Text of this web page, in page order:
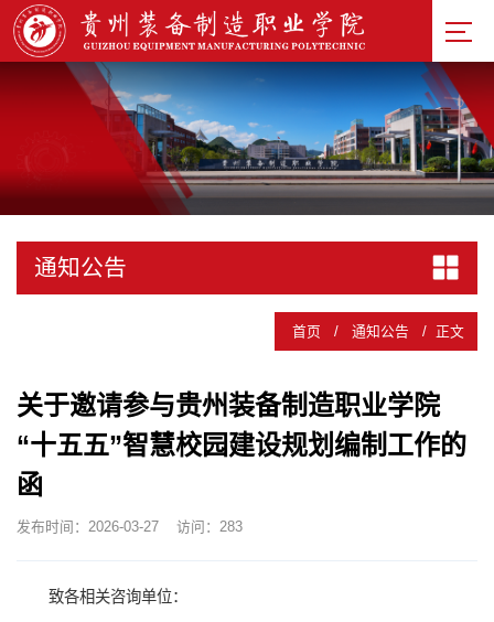
通知公告
首页 / 通知公告 / 正文
关于邀请参与贵州装备制造职业学院
“十五五”智慧校园建设规划编制工作的
函
发布时间：2026-03-27 访问： 283
致各相关咨询单位：